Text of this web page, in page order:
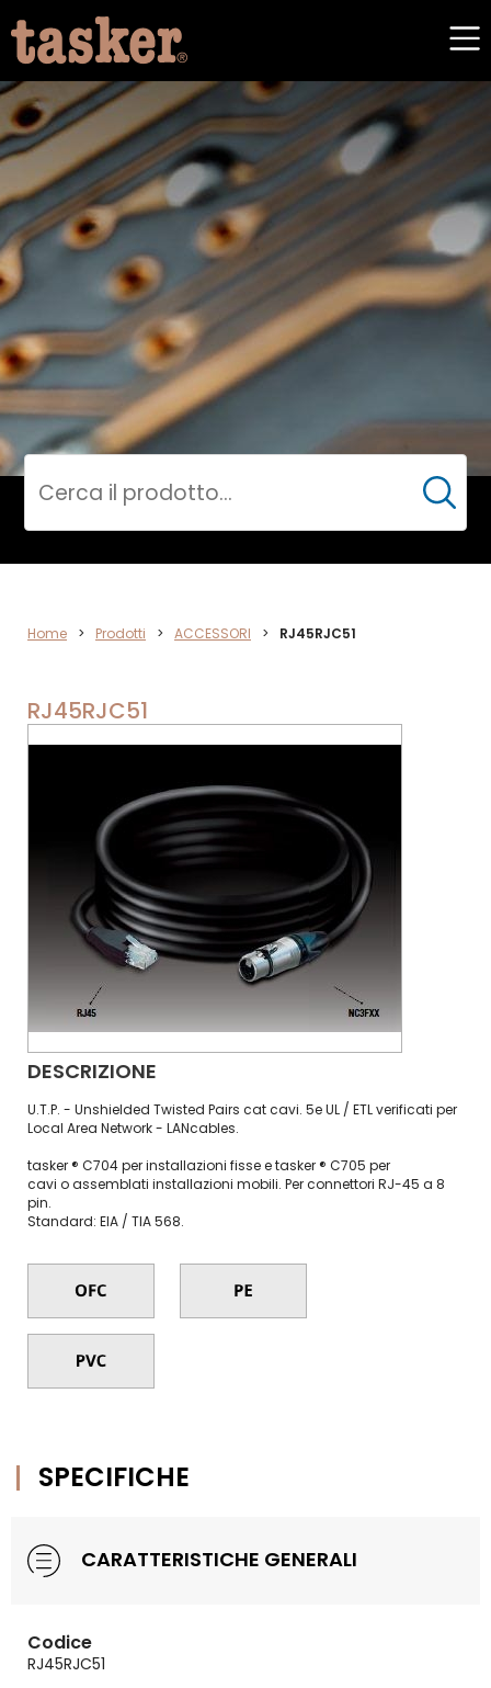
ELETTRONICA
Cerca
Home > Prodotti > ACCESSORI > RJ45RJC51
RJ45RJC51
DESCRIZIONE
U.T.P. - Unshielded Twisted Pairs cat cavi. 5e UL / ETL verificati per
Local Area Network - LANcables.
tasker ® C704 per installazioni fisse e tasker ® C705 per
cavi o assemblati installazioni mobili. Per connettori RJ-45 a 8
pin.
Standard: EIA / TIA 568.
SPECIFICHE
CARATTERISTICHE GENERALI
Codice
RJ45RJC51